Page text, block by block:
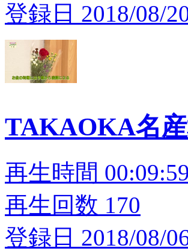
登録日 2018/08/
TAKAOKA名
再生時間 00:09:59
再生回数 170
登録日 2018/08/